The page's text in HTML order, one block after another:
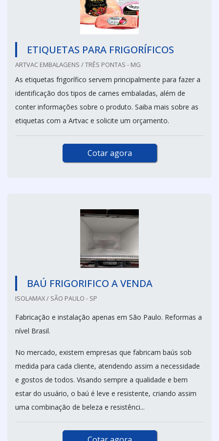
ETIQUETAS PARA FRIGORÍFICOS
ARTVAC EMBALAGENS / TRÊS PONTAS - MG
As etiquetas frigorífico servem principalmente para fazer a
identificação dos tipos de carnes embaladas, além de
conter informações sobre o produto. Saiba mais sobre as
etiquetas com a Artvac e solicite um orçamento.
Cotar agora
BAÚ FRIGORIFICO A VENDA
ISOLAMAX / SÃO PAULO - SP
Fabricação e instalação apenas em São Paulo. Reformas a
nível Brasil.
No mercado, existem empresas que fabricam baús sob
medida para cada cliente, atendendo assim a necessidade
e gostos de todos. Visando sempre a qualidade e bem
estar do usuário, o baú é leve e resistente, criando assim
uma combinação de beleza e resistênci...